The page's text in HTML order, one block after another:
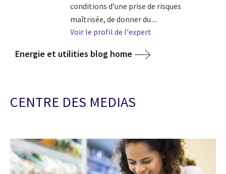
conditions d’une prise de risques
maîtrisée, de donner du ...
Voir le profil de l'expert
Energie et utilities blog home
CENTRE DES MEDIAS